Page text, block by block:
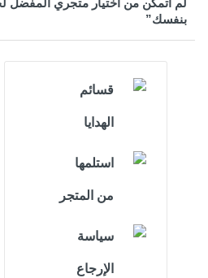
لم أتمكن من اختيار متجري المفضل
بنفسك”
قسائم
الهدايا
استلمها
من المتجر
سياسة
الإرجاع